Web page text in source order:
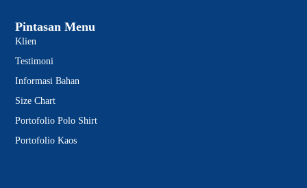
Pintasan Menu
Klien
Testimoni
Informasi Bahan
Size Chart
Portofolio Polo Shirt
Portofolio Kaos